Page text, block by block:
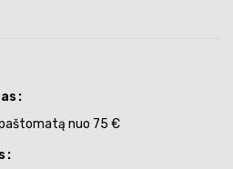
nuo 75 €